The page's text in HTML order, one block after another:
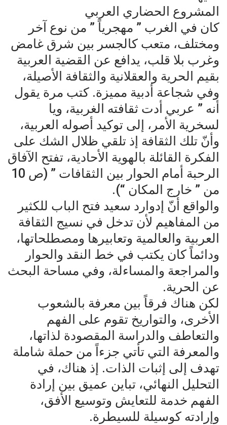
المشروع الحضاري العربي
كان في الغرب ” مهجرياً ” من نوع آخر
ومختلف، متعب كالجسر بين شرق غامض
وغرب بلا قلب، يدافع عن القضية العربية
بقيم الحرية والعقلانية والثقافة الأصيلة،
وفي شجاعة أدبية مميزة. كتب مرة يقول
أنه ” عربي أدت ثقافته الغربية، ويا
لسخرية الأمر، إلى توكيد أصوله العربية،
وأنّ تلك الثقافة إذ تلقي ظلال الشك على
الفكرة القائلة بالهوية الأحادية، تفتح الآفاق
الرحبة أمام الحوار بين الثقافات ” (ص 10
من ” خارج المكان “).
والواقع أنّ إدوارد سعيد فتح الباب للكثير
من المفاهيم لأن تدخل في نسيج الثقافة
العربية والعالمية وتعابيرها ومصطلحاتها،
ودائماً كان يكتب في خط النقد والحوار
والمراجعة والمساءلة، وفي مساحة البحث
عن الحرية.
لكن هناك فرقاً بين معرفة بالشعوب
الأخرى، والتواريخ تقوم على الفهم
والتعاطف والدراسة المقصودة لذاتها،
والمعرفة التي تأتي جزءاً من حملة شاملة
تهدف إلى إثبات الذات. إذ هناك، في
التحليل النهائي، تباين عميق بين إرادة
الفهم خدمة للتعايش وتوسيع الأفق،
وإرادته كوسيلة للسيطرة.